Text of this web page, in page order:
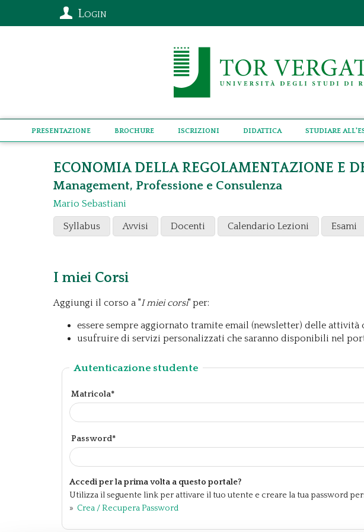
Login
Presentazione Brochure Iscrizioni Didattica Studiare
ECONOMIA DELLA REGOLAMENTAZIONE E
Management, Professione e Consulenza
Mario Sebastiani
Syllabus Avvisi Docenti Calendario Lezioni Esami
I miei Corsi
Aggiungi il corso a "I miei corsi" per:
essere sempre aggiornato tramite email (newsletter) delle attività
usufruire di servizi personalizzati che saranno disponibili nel
Autenticazione studente
Matricola*
Password*
Accedi per la prima volta a questo portale?
Utilizza il seguente link per attivare il tuo utente e creare la tua password
» Crea / Recupera Password